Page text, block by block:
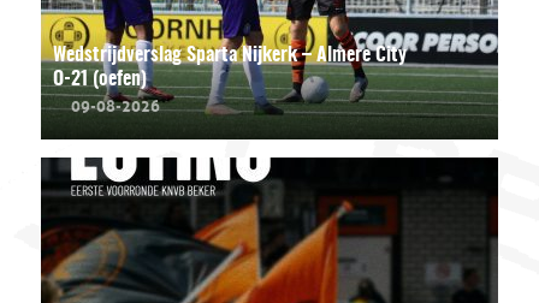
Wedstrijdverslag Sparta Nijkerk – Almere City
O-21 (oefen)
09-08-2026